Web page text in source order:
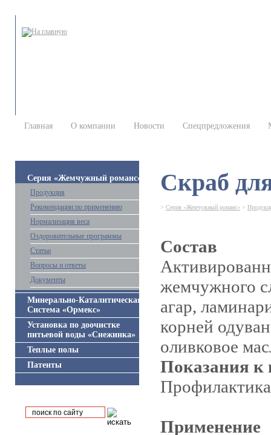
Главная О компании Новости Спецпредложения
Серия «Жемчужный романс»
Продукция
Рекомендации по применению
Нормализация веса
Оздоровительные программы
Статьи
Вопросы и ответы
Документы
Минерально-Каталитическая
Система «Ормекс»
Установка по доочистке
питьевой воды «Снежинка»
Теплые полы
Патенты
Скраб
> Серия «Жемчужный романс» >
Состав
жемчужного
агар,
корней
оливковое
Показания
Применение